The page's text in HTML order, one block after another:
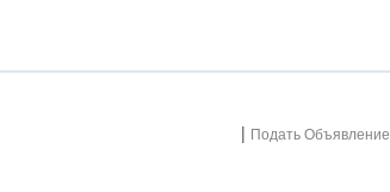
| Подать Объявление